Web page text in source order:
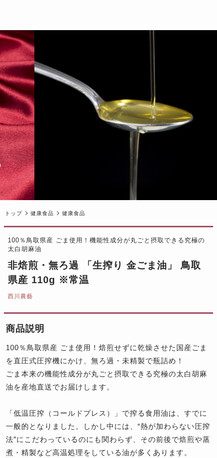
トップ 健康食品 健康食品
100％鳥取県産 ごま使用！機能性成分が丸ごと摂取できる究極の
太白胡麻油
非焙煎・無ろ過 「生搾り 金ごま油」 鳥取
県産 110g ※常温
西川農藝
商品説明
100％鳥取県産 ごま使用！焙煎せずに乾燥させた国産ごま
を直圧式圧搾機にかけ、無ろ過・未精製で瓶詰め！
ごま本来の機能性成分が丸ごと摂取できる究極の太白胡麻
油を産地直送でお届けします。
「低温圧搾（コールドプレス）」で搾る食用油は、すでに
一般的となりました。しかし中には、“熱が加わらない圧搾
法”にこだわっているのにも関わらず、その前後で焙煎や蒸
煮・精製など高温処理をしている油が多くあります。